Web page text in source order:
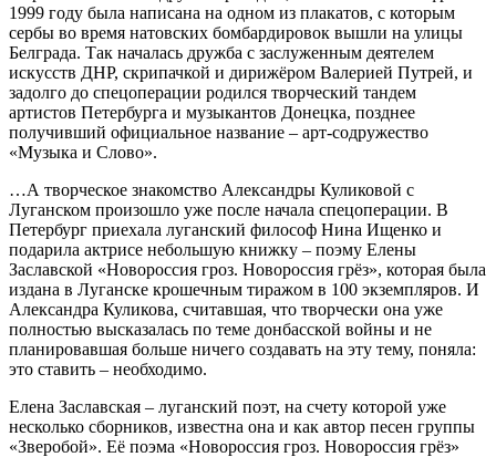
1999 году была написана на одном из плакатов, с которым
сербы во время натовских бомбардировок вышли на улицы
Белграда. Так началась дружба с заслуженным деятелем
искусств ДНР, скрипачкой и дирижёром Валерией Путрей, и
задолго до спецоперации родился творческий тандем
артистов Петербурга и музыкантов Донецка, позднее
получивший официальное название – арт-содружество
«Музыка и Слово».
…А творческое знакомство Александры Куликовой с
Луганском произошло уже после начала спецоперации. В
Петербург приехала луганский философ Нина Ищенко и
подарила актрисе небольшую книжку – поэму Елены
Заславской «Новороссия гроз. Новороссия грёз», которая была
издана в Луганске крошечным тиражом в 100 экземпляров. И
Александра Куликова, считавшая, что творчески она уже
полностью высказалась по теме донбасской войны и не
планировавшая больше ничего создавать на эту тему, поняла:
это ставить – необходимо.
Елена Заславская – луганский поэт, на счету которой уже
несколько сборников, известна она и как автор песен группы
«Зверобой». Её поэма «Новороссия гроз. Новороссия грёз»